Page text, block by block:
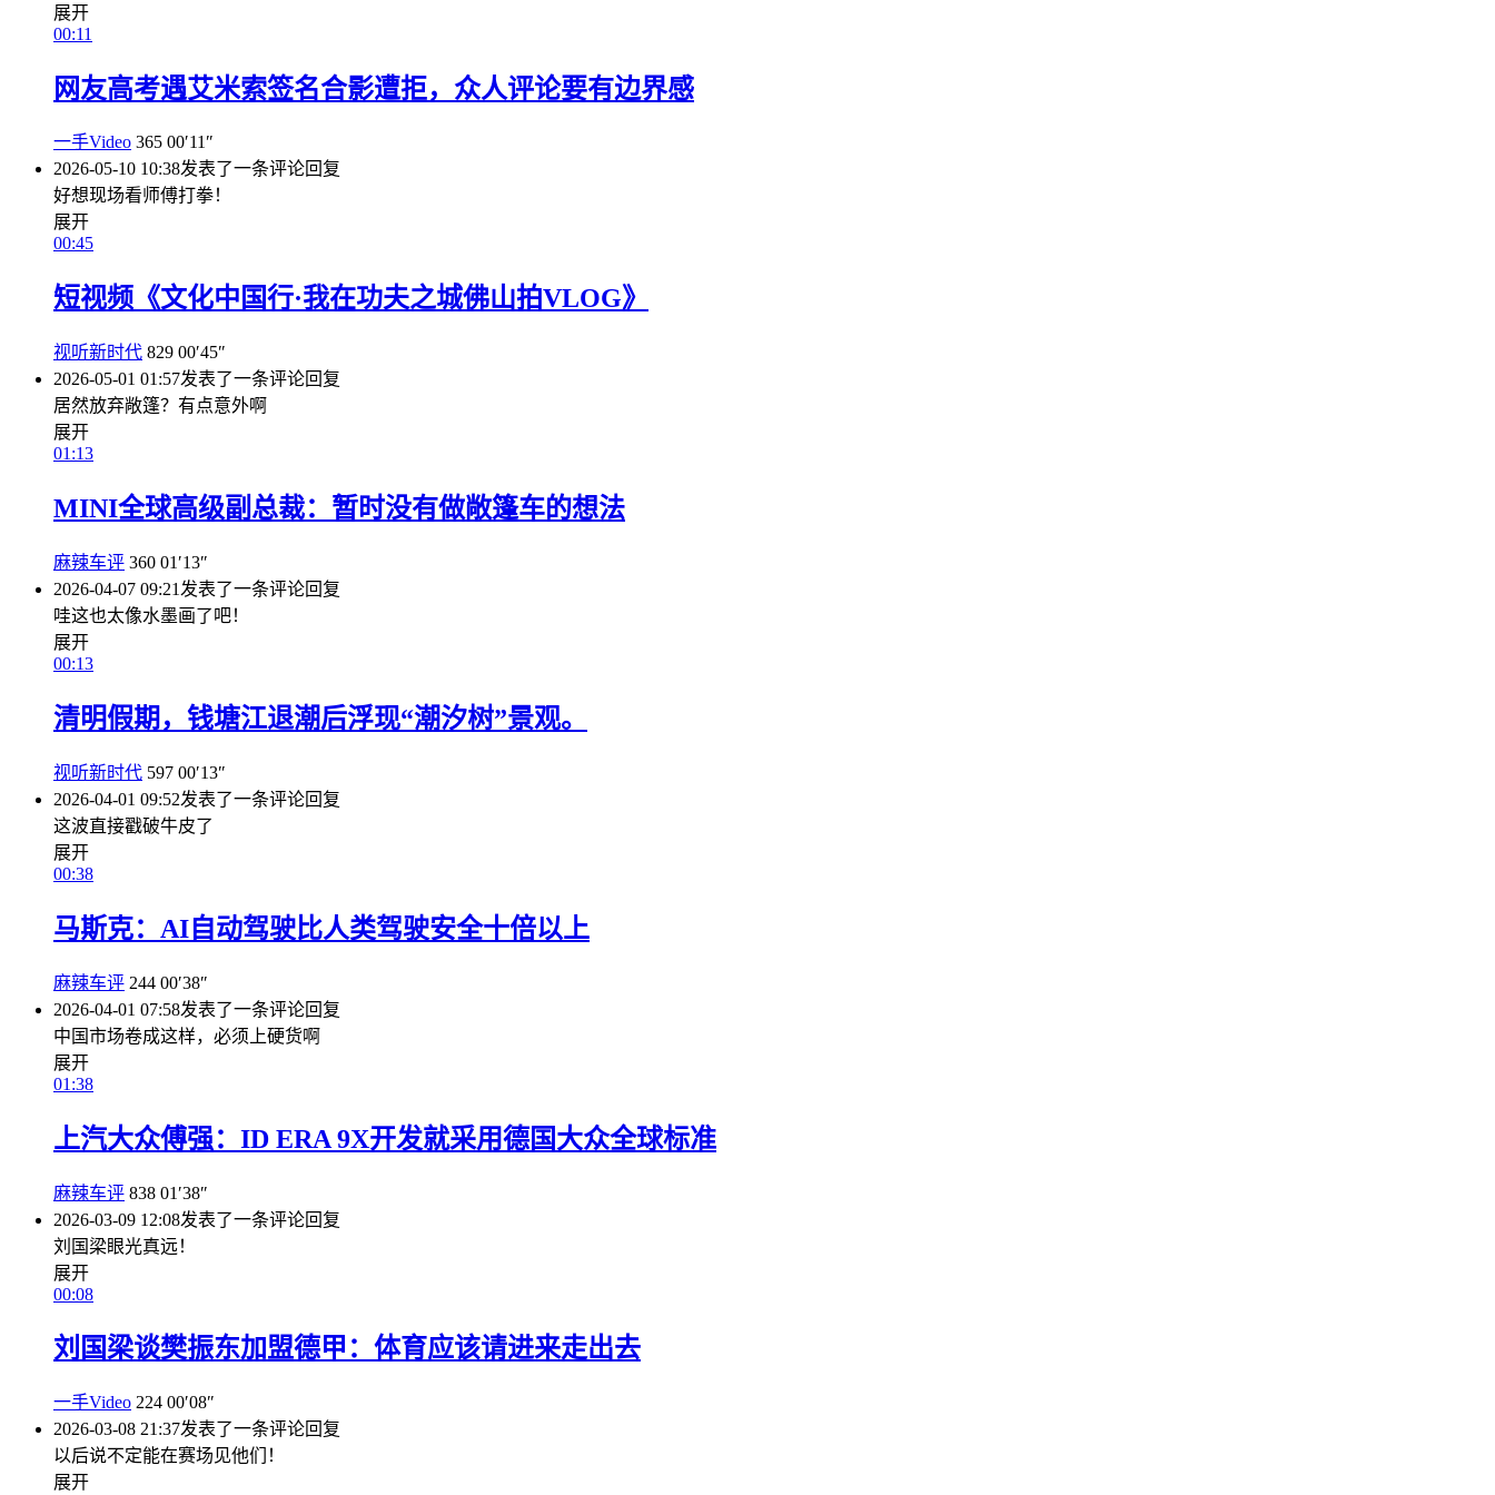
展开
00:11
网友高考遇艾米索签名合影遭拒，众人评论要有边界感
一手Video 365 00′11″
2026-05-10 10:38发表了一条评论回复
好想现场看师傅打拳！
展开
00:45
短视频《文化中国行·我在功夫之城佛山拍VLOG》
视听新时代 829 00′45″
2026-05-01 01:57发表了一条评论回复
居然放弃敞篷？有点意外啊
展开
01:13
MINI全球高级副总裁：暂时没有做敞篷车的想法
麻辣车评 360 01′13″
2026-04-07 09:21 发表了一条评论回复
哇这也太像水墨画了吧！
展开
00:13
清明假期，钱塘江退潮后浮现“潮汐树”景观。
视听新时代 597 00′13″
2026-04-01 09:52发表了一条评论回复
这波直接戳破牛皮了
展开
00:38
马斯克：AI自动驾驶比人类驾驶安全十倍以上
麻辣车评 244 00′38″
2026-04-01 07:58发表了一条评论回复
中国市场卷成这样，必须上硬货啊
展开
01:38
上汽大众傅强：ID ERA 9X开发就采用德国大众全球标准
麻辣车评 838 01′38″
2026-03-09 12:08发表了一条评论回复
刘国梁眼光真远！
展开
00:08
刘国梁谈樊振东加盟德甲：体育应该请进来走出去
一手Video 224 00′08″
2026-03-08 21:37发表了一条评论回复
以后说不定能在赛场见他们！
展开